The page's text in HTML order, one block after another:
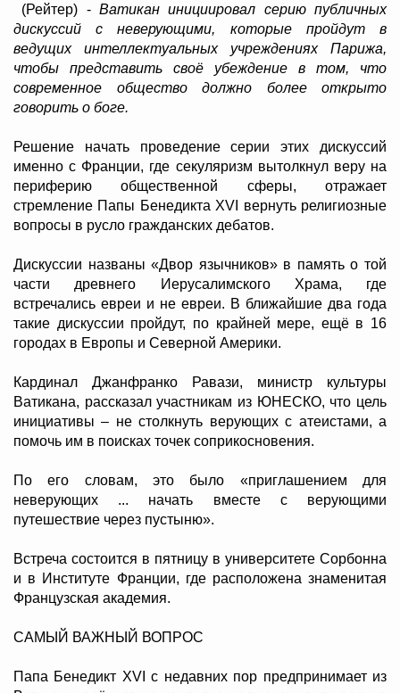
(Рейтер) - Ватикан инициировал серию публичных
дискуссий с неверующими, которые пройдут в
ведущих интеллектуальных учреждениях Парижа,
чтобы представить своё убеждение в том, что
современное общество должно более открыто
говорить о боге.
Решение начать проведение серии этих дискуссий
именно с Франции, где секуляризм вытолкнул веру на
периферию общественной сферы, отражает
стремление Папы Бенедикта XVI вернуть религиозные
вопросы в русло гражданских дебатов.
Дискуссии названы «Двор язычников» в память о той
части древнего Иерусалимского Храма, где
встречались евреи и не евреи. В ближайшие два года
такие дискуссии пройдут, по крайней мере, ещё в 16
городах в Европы и Северной Америки.
Кардинал Джанфранко Равази, министр культуры
Ватикана, рассказал участникам из ЮНЕСКО, что цель
инициативы – не столкнуть верующих с атеистами, а
помочь им в поисках точек соприкосновения.
По его словам, это было «приглашением для
неверующих ... начать вместе с верующими
путешествие через пустыню».
Встреча состоится в пятницу в университете Сорбонна
и в Институте Франции, где расположена знаменитая
Французская академия.
САМЫЙ ВАЖНЫЙ ВОПРОС
Папа Бенедикт XVI с недавних пор предпринимает из